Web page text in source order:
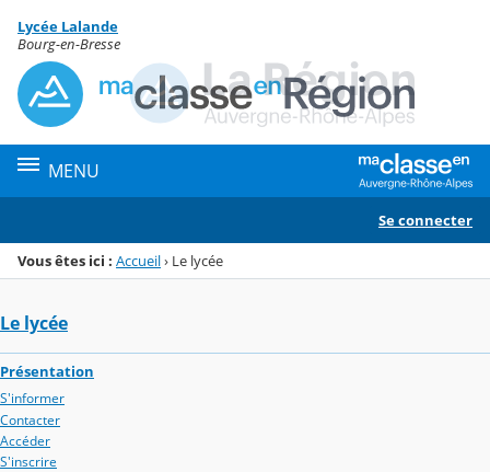
Menu de la rubrique
Contenu
Lycée Lalande
Bourg-en-Bresse
MENU
Se connecter
Vous êtes ici : Accueil› Le lycée
Le lycée
Présentation
S'informer
Contacter
Accéder
S'inscrire